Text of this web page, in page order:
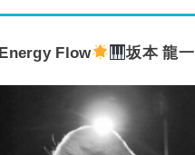
Energy Flow 坂本 龍一